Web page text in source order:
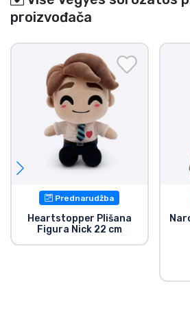
proizvođača
Prednarudžba
Heartstopper Plišana
Figura Nick 22 cm